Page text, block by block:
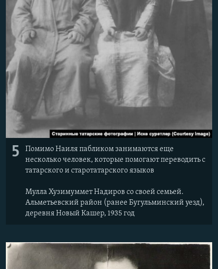
5
Помимо Наиля пабликом занимаются еще
несколько человек, которые помогают переводить с
татарского и старотатарского языков
Мулла Хузимуммет Надиров со своей семьей.
Альметьевский район (ранее Бугульминский уезд),
деревня Новый Кашер, 1935 год